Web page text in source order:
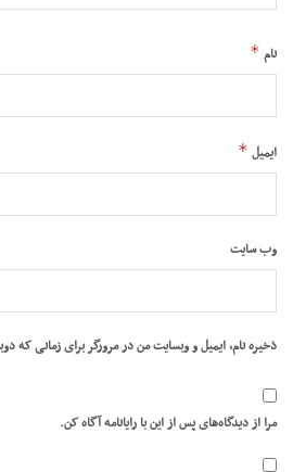
نام *
ایمیل *
وب‌ سایت
ذخیره نام، ایمیل و وبسایت من در مرورگر برای زمانی که
مرا از دیدگاه‌های پس از این با رایانامه آگاه کن.